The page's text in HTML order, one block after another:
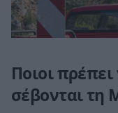
Ποιοιπρέπει
σέβονται τη